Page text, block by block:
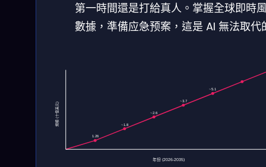
第一時間還是打給真人。掌握全球即時
數據，準備应急预案，這是 AI 無法取代
年份 (2026-2035)
規模 (十億美元)
1.26
~1.8
~2.6
~3.7
~5.1